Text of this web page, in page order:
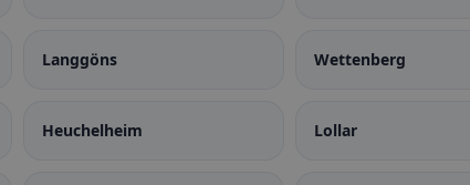
Langgöns Wettenberg
Heuchelheim Lollar